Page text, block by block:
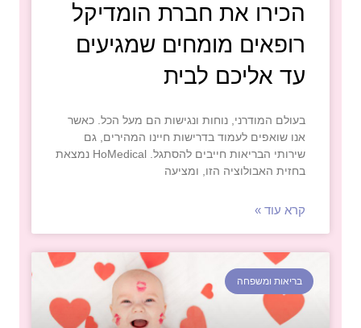
הכירו את חברת הומדיקל
רופאים מומחים שמגיעים
עד אליכם לבית
בעולם המודרני, נוחות ונגישות הם מעל הכל. כאשר
אנו שואפים לעמוד בדרישות חיינו המהירים, גם
שירותי הבריאות חייבים להסתגל. HoMedical נמצאת
בחזית האבולוציה הזו, ומציעה
קרא עוד »
בריאות ומשפחה